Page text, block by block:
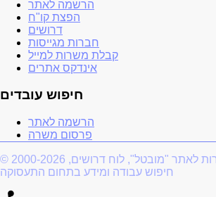
הרשמה לאתר
הפצת קו"ח
דרושים
חברות מגייסות
קבלת משרות למייל
אינדקס אתרים
חיפוש עובדים
הרשמה לאתר
פרסום משרה
© 2000-2026 כל הזכויות שמורות לאתר "מובטל", לוח דרושים,
חיפוש עבודה ומידע בתחום התעסוקה